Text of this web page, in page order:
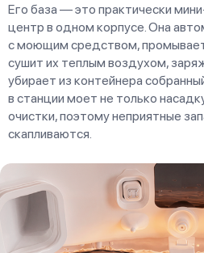
Его база — это практически
центр в одном корпусе. Она
с моющим средством,
сушит их теплым воздухом,
убирает из контейнера
в станции моет не только
очистки, поэтому неприятные
скапливаются.